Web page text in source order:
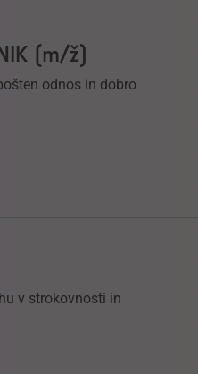
(m/ž)
odnos in dobro
v strokovnosti in